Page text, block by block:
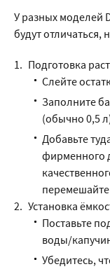
У разных моделей
будут отличаться,
Подготовка
Слейте
Заполните
(обычно 0,5
Добавьте
фирменного
Установка
Поставьте
воды/
Убедитесь,